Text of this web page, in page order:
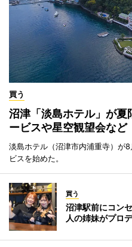
買う
沼津「淡島ホテル」が
ービスや星空観望会など
淡島ホテル（沼津市内浦重寺）が
ビスを始めた。
買う
沼津駅前にコン
人の姉妹がプロ